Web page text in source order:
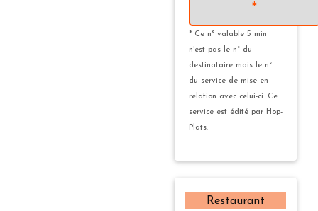
*
* Ce n° valable 5 min
n'est pas le n° du
destinataire mais le n°
du service de mise en
relation avec celui-ci. Ce
service est édité par Hop-
Plats.
Restaurant